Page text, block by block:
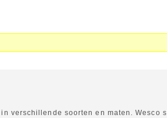
verschillende soorten en maten.